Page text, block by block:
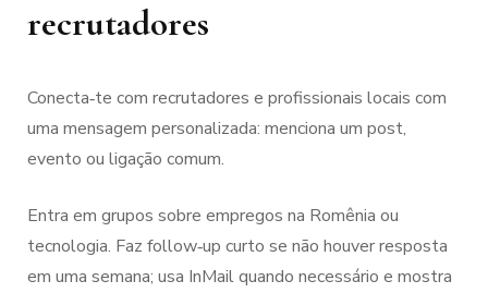
recrutadores
Conecta‑te com recrutadores e profissionais locais com
uma mensagem personalizada: menciona um post,
evento ou ligação comum.
Entra em grupos sobre empregos na Romênia ou
tecnologia. Faz follow‑up curto se não houver resposta
em uma semana; usa InMail quando necessário e mostra